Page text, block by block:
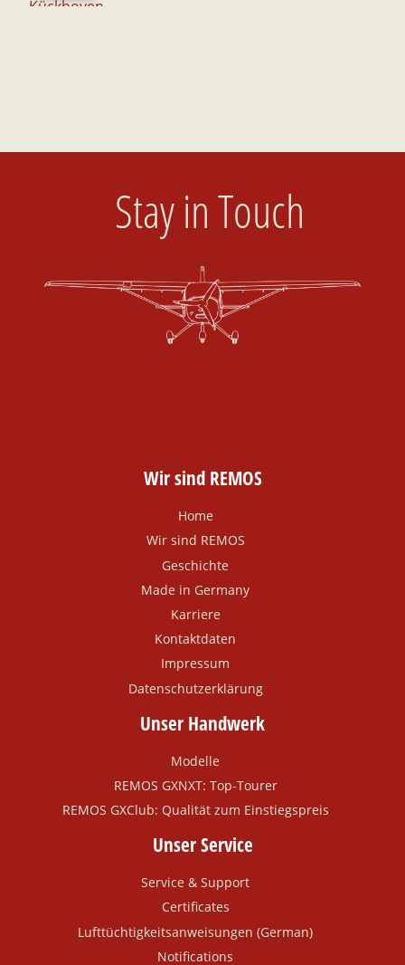
Stay in Touch
Wir sind REMOS
Home
Wir sind REMOS
Geschichte
Made in Germany
Karriere
Kontaktdaten
Impressum
Datenschutzerklärung
Unser Handwerk
Modelle
REMOS GXNXT: Top-Tourer
REMOS GXClub: Qualität zum Einstiegspreis
Unser Service
Service & Support
Certificates
Lufttüchtigkeitsanweisungen (German)
Notifications